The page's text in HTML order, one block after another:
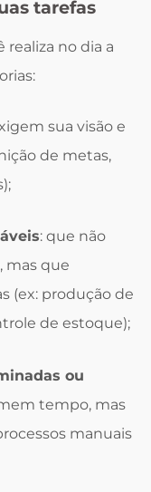
tarefas
realiza no dia a
sua visão e
de metas,
: que não
mas que
(ex: produção de
de estoque);
ou
tempo, mas
manuais